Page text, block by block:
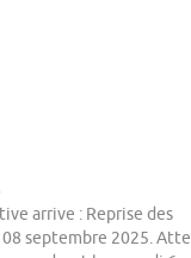
arrive : Reprise des
septembre 2025.